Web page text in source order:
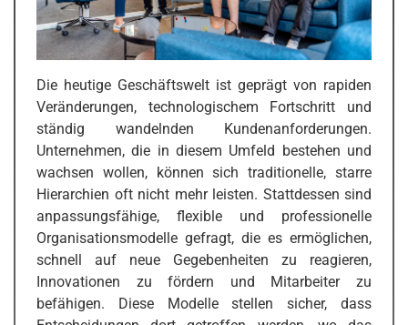
Die heutige Geschäftswelt ist geprägt von rapiden
Veränderungen, technologischem Fortschritt und
ständig wandelnden Kundenanforderungen.
Unternehmen, die in diesem Umfeld bestehen und
wachsen wollen, können sich traditionelle, starre
Hierarchien oft nicht mehr leisten. Stattdessen sind
anpassungsfähige, flexible und professionelle
Organisationsmodelle gefragt, die es ermöglichen,
schnell auf neue Gegebenheiten zu reagieren,
Innovationen zu fördern und Mitarbeiter zu
befähigen. Diese Modelle stellen sicher, dass